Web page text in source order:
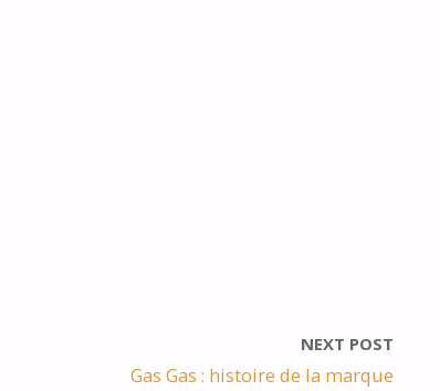
NEXT POST
Gas Gas : histoire de la marque